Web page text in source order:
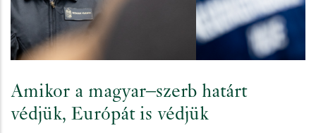
Amikor a magyar–szerb határt
védjük, Európát is védjük